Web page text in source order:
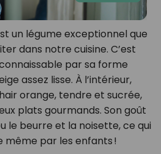
un légume exceptionnel que
dans notre cuisine. C’est
par sa forme
assez lisse. À l’intérieur,
orange, tendre et sucrée,
plats gourmands. Son goût
le beurre et la noisette, ce qui
par les enfants !